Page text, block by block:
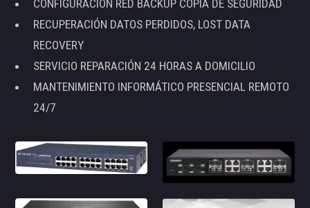
CONFIGURACIÓN RED BACKUP COPIA DE SEGURIDAD
RECUPERACIÓN DATOS PERDIDOS, LOST DATA
RECOVERY
SERVICIO REPARACIÓN 24 HORAS A DOMICILIO
MANTENIMIENTO INFORMÁTICO PRESENCIAL REMOTO
24/7